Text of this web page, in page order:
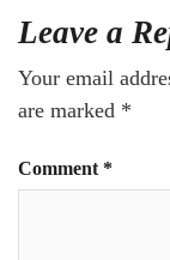
Leave a
Your email
are marked *
Comment *